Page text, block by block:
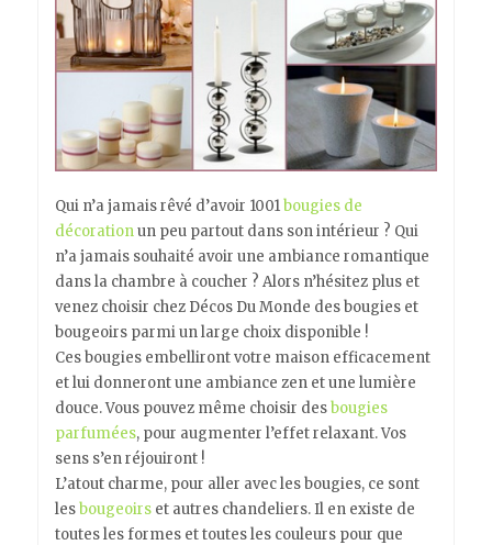
Qui n’a jamais rêvé d’avoir 1001bougies de
décorationun peu partout dans son intérieur ? Qui
n’a jamais souhaité avoir une ambiance romantique
dans la chambre à coucher ? Alors n’hésitez plus et
venez choisir chez Décos Du Monde des bougies et
bougeoirs parmi un large choix disponible !
Ces bougies embelliront votre maison efficacement
et lui donneront une ambiance zen et une lumière
douce. Vous pouvez même choisir desbougies
parfumées, pour augmenter l’effet relaxant. Vos
sens s’en réjouiront !
L’atout charme, pour aller avec les bougies, ce sont
lesbougeoirset autres chandeliers. Il en existe de
toutes les formes et toutes les couleurs pour que